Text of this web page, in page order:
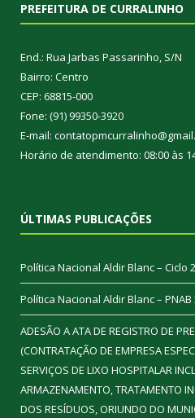
PREFEITURA DE CURRALINHO
End.: Rua Jarbas Passarinho, S/N
Bairro: Centro
CEP: 68815-000
Fone: (91) 99350-3920
E-mail:
Horário de atendimento: 08:00 às
ÚLTIMAS PUBLICAÇÕES
Política Nacional Aldir Blanc – Ciclo 2
Política Nacional Aldir Blanc – PNAB
ADESÃO A ATA DE REGISTRO DE
(CONTRATAÇÃO DE EMPRESA
SERVIÇOS DE LIXO HOSPITALAR
ARMAZENAMENTO, TRATAMENTO
DOS RESÍDUOS, ORIUNDO DO